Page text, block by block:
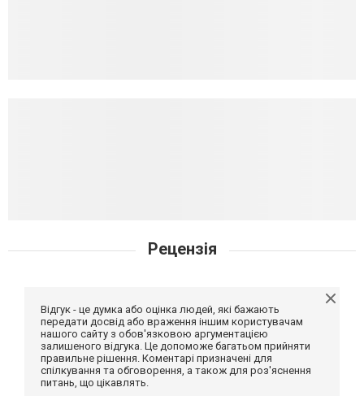
Рецензія
Відгук - це думка або оцінка людей, які бажають
передати досвід або враження іншим користувачам
нашого сайту з обов'язковою аргументацією
залишеного відгука. Це допоможе багатьом прийняти
правильне рішення. Коментарі призначені для
спілкування та обговорення, а також для роз'яснення
питань, що цікавлять.